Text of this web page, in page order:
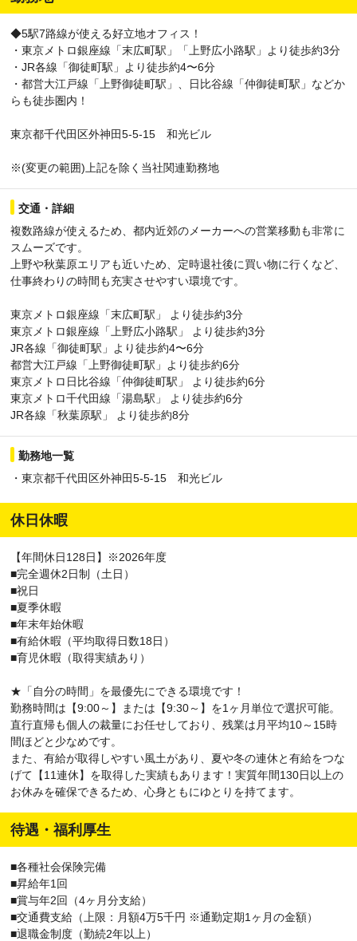
◆5駅7路線が使える好立地オフィス！
・東京メトロ銀座線「末広町駅」「上野広小路駅」より徒歩約3分
・JR各線「御徒町駅」より徒歩約4〜6分
・都営大江戸線「上野御徒町駅」、日比谷線「仲御徒町駅」などか
らも徒歩圏内！
東京都千代田区外神田5-5-15 和光ビル
※(変更の範囲)上記を除く当社関連勤務地
交通・詳細
複数路線が使えるため、都内近郊のメーカーへの営業移動も非常に
スムーズです。
上野や秋葉原エリアも近いため、定時退社後に買い物に行くなど、
仕事終わりの時間も充実させやすい環境です。
東京メトロ銀座線「末広町駅」 より徒歩約3分
東京メトロ銀座線「上野広小路駅」 より徒歩約3分
JR各線「御徒町駅」より徒歩約4〜6分
都営大江戸線「上野御徒町駅」より徒歩約6分
東京メトロ日比谷線「仲御徒町駅」 より徒歩約6分
東京メトロ千代田線「湯島駅」 より徒歩約6分
JR各線「秋葉原駅」 より徒歩約8分
勤務地一覧
・東京都千代田区外神田5-5-15 和光ビル
休日休暇
【年間休日128日】※2026年度
■完全週休2日制（土日）
■祝日
■夏季休暇
■年末年始休暇
■有給休暇（平均取得日数18日）
■育児休暇（取得実績あり）
★「自分の時間」を最優先にできる環境です！
勤務時間は【9:00～】または【9:30～】を1ヶ月単位で選択可能。
直行直帰も個人の裁量にお任せしており、残業は月平均10～15時
間ほどと少なめです。
また、有給が取得しやすい風土があり、夏や冬の連休と有給をつな
げて【11連休】を取得した実績もあります！実質年間130日以上の
お休みを確保できるため、心身ともにゆとりを持てます。
待遇・福利厚生
■各種社会保険完備
■昇給年1回
■賞与年2回（4ヶ月分支給）
■交通費支給（上限：月額4万5千円 ※通勤定期1ヶ月の金額）
■退職金制度（勤続2年以上）